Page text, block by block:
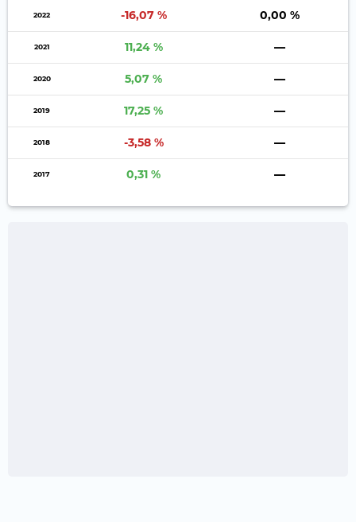
2022 -16,07 % 0,00 %
2021 11,24 % —
2020 5,07 % —
2019 17,25 % —
2018 -3,58 % —
2017 0,31 % —